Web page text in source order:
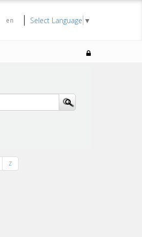
en Select Language ▼
Z